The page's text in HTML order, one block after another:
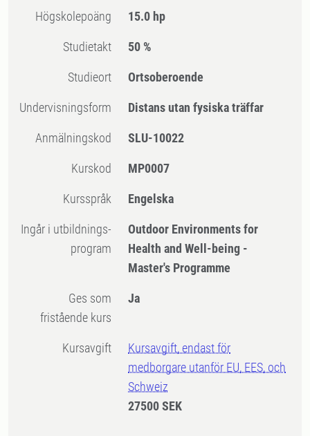
högskolepoäng 15.0 hp
Studietakt 50 %
Studieort Ortsoberoende
Undervisningsform Distans utan fysiska träffar
Anmälningskod SLU-10022
Kurskod MP0007
Kursspråk Engelska
Ingår i utbildnings-
program
Outdoor Environments for
Health and Well-being -
Master's Programme
Ges som
fristående kurs
Ja
Kursavgift
Kursavgift, endast för
medborgare utanför EU, EES, och
Schweiz
27500 SEK